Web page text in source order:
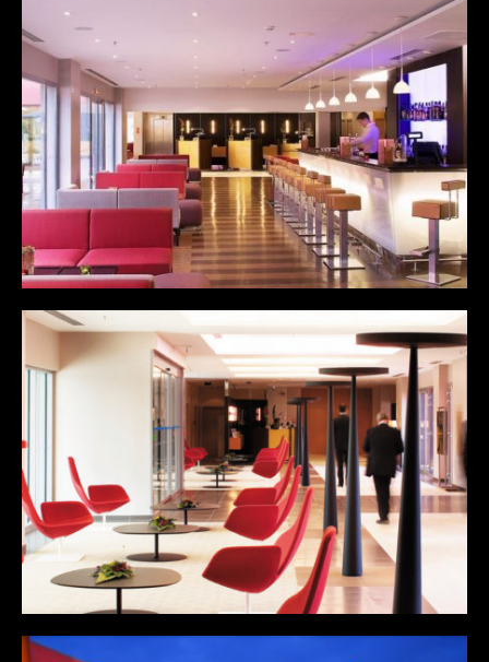
Connexion
Flux des publications
Flux des commentaires
Site de WordPress-FR